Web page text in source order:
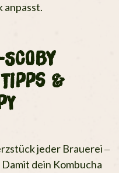
anpasst.
&
jeder Brauerei –
dein Kombucha